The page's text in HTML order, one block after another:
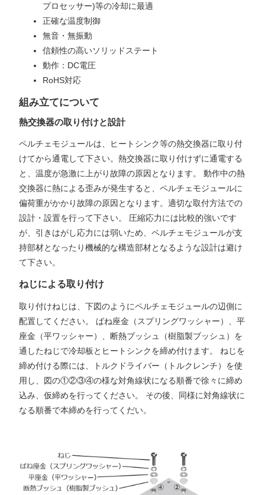
プロセッサー)等の冷却に最適
正確な温度制御
無音・無振動
信頼性の高いソリッドステート
動作：DC電圧
RoHS対応
組み立てについて
熱交換器の取り付けと設計
ペルチェモジュールは、ヒートシンク等の熱交換器に取り付
けてから通電して下さい。熱交換器に取り付けずに通電する
と、温度が急激に上がり故障の原因となります。 動作中の熱
交換器に熱による歪みが発生すると、ペルチェモジュールに
偏荷重がかかり故障の原因となります。適切な取付方法での
設計・設置を行って下さい。 圧縮応力には比較的強いです
が、引きはがし応力には弱いため、ペルチェモジュールが支
持部材となったり機械的な構造部材となるような設計は避け
て下さい。
ねじによる取り付け
取り付けねじは、下図のようにペルチェモジュールの辺側に
配置してください。 ばね座金（スプリングワッシャー）、平
座金（平ワッシャー）、断熱ブッシュ（樹脂製ブッシュ）を
通したねじで冷却板とヒートシンクを締め付けます。 ねじを
締め付ける際には、トルクドライバー（トルクレンチ）を使
用し、図の①②③④の様な対角線状になる順番で徐々に締め
込み、仮締めを行ってください。 その後、同様に対角線状に
なる順番で本締めを行ってくだい。